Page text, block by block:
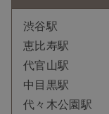
渋谷駅
恵比寿駅
代官山駅
中目黒駅
代々木公園駅